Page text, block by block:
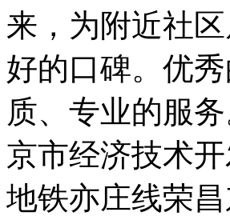
来，为附近社
好的口碑。优
质、专业的服
京市经济技术
地铁亦庄线荣